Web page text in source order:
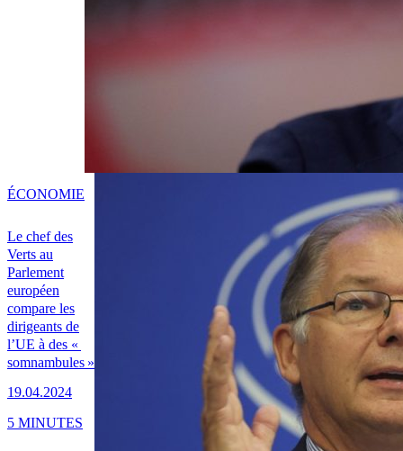
Le chef des
Verts au
Parlement
européen
compare les
dirigeants de
l’UE à des «
somnambules »
19.04.2024
ÉCONOMIE
5 MINUTES